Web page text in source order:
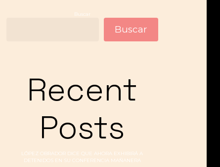
Buscar
Buscar
Recent
Posts
LÓPEZ OBRADOR DICE QUE AHORA EXHIBIRÁ A
DETENIDOS EN SU CONFERENCIA MAÑANERA